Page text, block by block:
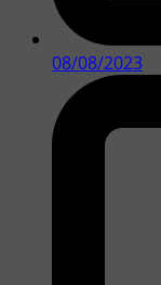
08/08/2023